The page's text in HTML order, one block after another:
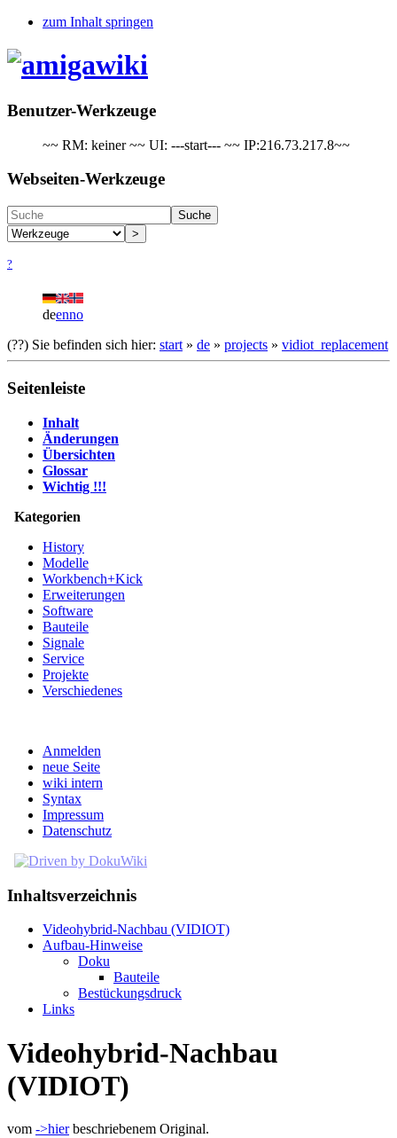
zum Inhalt springen
Benutzer-Werkzeuge
~~ RM: keiner ~~ UI: ---start--- ~~ IP:216.73.217.8~~
Webseiten-Werkzeuge
Suche
>
?
deenno
(??) Sie befinden sich hier: start » de » projects » vidiot_replacement
Seitenleiste
Inhalt
Änderungen
Übersichten
Glossar
Wichtig !!!
Kategorien
History
Modelle
Workbench+Kick
Erweiterungen
Software
Bauteile
Signale
Service
Projekte
Verschiedenes
Anmelden
neue Seite
wiki intern
Syntax
Impressum
Datenschutz
Inhaltsverzeichnis
Videohybrid-Nachbau (VIDIOT)
Aufbau-Hinweise
Doku
Bauteile
Bestückungsdruck
Links
Videohybrid-Nachbau
(VIDIOT)
vom ->hierbeschriebenem Original.